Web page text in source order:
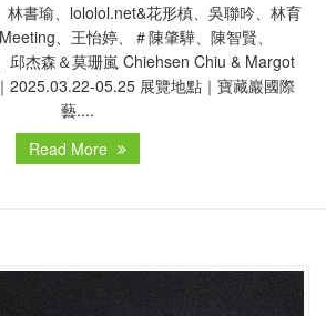
林書瑜、lololol.net&花形槙、吳聯吟、林育
、王怡婷、＃陳肇驊、陳智賢、
邱杰森＆莫珊嵐 Chiehsen Chiu & Margot
2025.03.22-05.25 展覽地點｜寶藏巖國際
藝....
Read More